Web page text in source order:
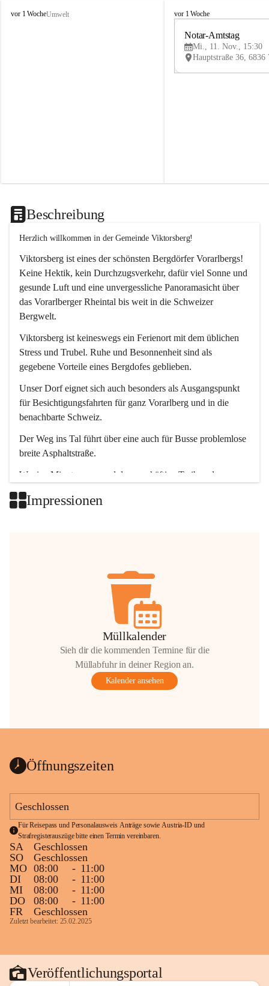
V
vor 1 WocheUmwelt
V
vor 1 Woche
Notar-Amtstag
Mi., 11. Nov., 15:30
Beschreibung
Herzlich willkommen in der Gemeinde Viktorsberg!
Viktorsberg ist eines der schönsten Bergdörfer Vorarlbergs!
Keine Hektik, kein Durchzugsverkehr, dafür viel Sonne und
gesunde Luft und eine unvergessliche Panoramasicht über
das Vorarlberger Rheintal bis weit in die Schweizer
Bergwelt.
Viktorsberg ist keineswegs ein Ferienort mit dem üblichen
Stress und Trubel. Ruhe und Besonnenheit sind als
gegebene Vorteile eines Bergdofes geblieben.
Unser Dorf eignet sich auch besonders als Ausgangspunkt
für Besichtigungsfahrten für ganz Vorarlberg und in die
benachbarte Schweiz.
Der Weg ins Tal führt über eine auch für Busse problemlose
breite Asphaltstraße.
Wenige Minuten nur, und das geschäftige Treiben der
Impressionen
Müllkalender
Sieh dir die kommenden Termine für die
Müllabfuhr in deiner Region an.
Kalender ansehen
Öffnungszeiten
Geschlossen
Für Reisepass und Personalausweis Anträge sowie Austria-ID und
Strafregisterauszüge bitte einen Termin vereinbaren.
SA
Geschlossen
SO
Geschlossen
MO 08:00 - 11:00
DI
08:00 - 11:00
MI
08:00 - 11:00
DO
08:00 - 11:00
FR
Geschlossen
Zuletzt bearbeitet: 25.02.2025
Veröffentlichungsportal